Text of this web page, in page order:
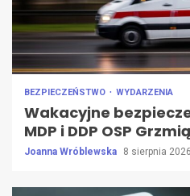
BEZPIECZEŃSTWO WYDARZENIA
Wakacyjne
MDP i DDP OSP
Joanna Wróblewska 8 sierpnia 2026